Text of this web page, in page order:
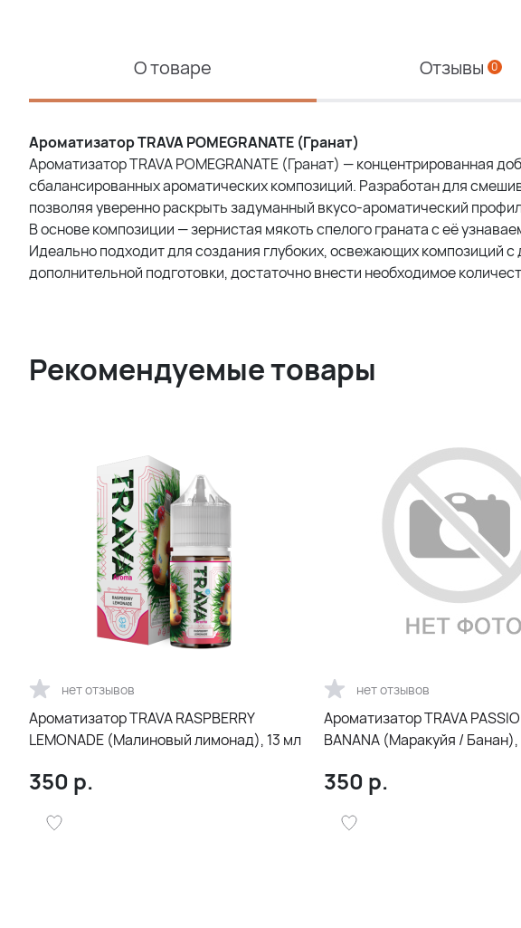
О товаре Отзывы 0
Ароматизатор TRAVA POMEGRANATE (Гранат)
Ароматизатор TRAVA POMEGRANATE (Гранат) — концентрированная
сбалансированных ароматических композиций. Разработан для
позволяя уверенно раскрыть задуманный вкусо-ароматический
В основе композиции — зернистая мякоть спелого граната с её
Идеально подходит для создания глубоких, освежающих композиций
дополнительной подготовки, достаточно внести необходимое
Рекомендуемые товары
нет отзывов
Ароматизатор TRAVA RASPBERRY
LEMONADE (Малиновый лимонад), 13 мл
350 р.
нет отзывов
Ароматизатор TRAVA
BANANA (Маракуйя / Банан),
350 р.